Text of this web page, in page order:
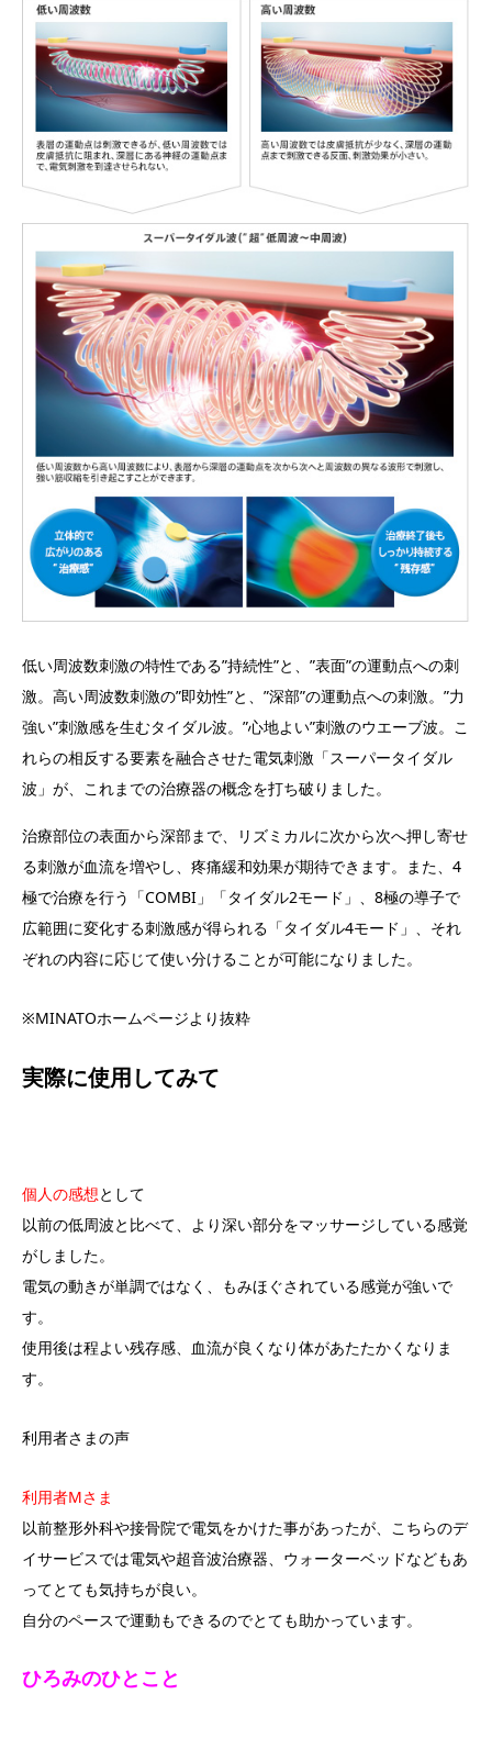
低い周波数刺激の特性である”持続性”と、”表面”の運動点への刺
激。高い周波数刺激の”即効性”と、”深部”の運動点への刺激。”力
強い”刺激感を生むタイダル波。”心地よい”刺激のウエーブ波。こ
れらの相反する要素を融合させた電気刺激「スーパータイダル
波」が、これまでの治療器の概念を打ち破りました。
治療部位の表面から深部まで、リズミカルに次から次へ押し寄せ
る刺激が血流を増やし、疼痛緩和効果が期待できます。また、4
極で治療を行う「COMBI」「タイダル2モード」、8極の導子で
広範囲に変化する刺激感が得られる「タイダル4モード」、それ
ぞれの内容に応じて使い分けることが可能になりました。
※MINATOホームページより抜粋
実際に使用してみて
個人の感想として
以前の低周波と比べて、より深い部分をマッサージしている感覚
がしました。
電気の動きが単調ではなく、もみほぐされている感覚が強いで
す。
使用後は程よい残存感、血流が良くなり体があたたかくなりま
す。
利用者さまの声
利用者Mさま
以前整形外科や接骨院で電気をかけた事があったが、こちらのデ
イサービスでは電気や超音波治療器、ウォーターベッドなどもあ
ってとても気持ちが良い。
自分のペースで運動もできるのでとても助かっています。
ひろみのひとこと